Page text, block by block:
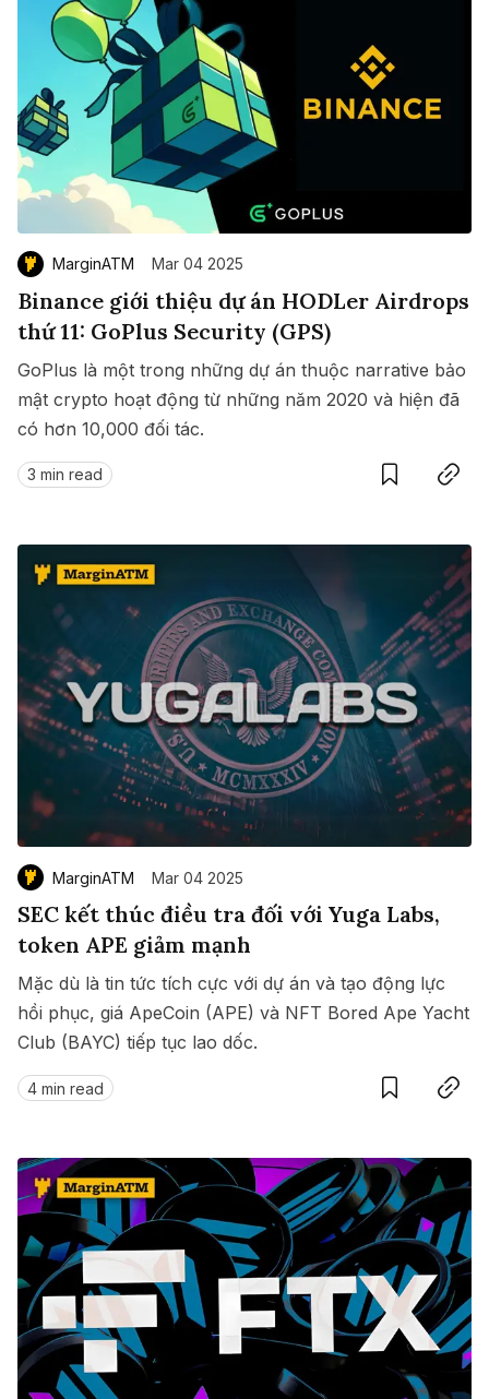
MarginATM Mar 04 2025
Binance giới thiệu dự án HODLer Airdrops
thứ 11: GoPlus Security (GPS)
GoPlus là một trong những dự án thuộc narrative bảo
mật crypto hoạt động từ những năm 2020 và hiện đã
có hơn 10,000 đối tác.
3 min read
MarginATM Mar 04 2025
SEC kết thúc điều tra đối với Yuga Labs,
token APE giảm mạnh
Mặc dù là tin tức tích cực với dự án và tạo động lực
hồi phục, giá ApeCoin (APE) và NFT Bored Ape Yacht
Club (BAYC) tiếp tục lao dốc.
4 min read